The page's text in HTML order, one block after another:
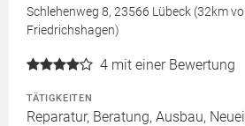
Schlehenweg 8, 23566 Lübeck (32km
Friedrichshagen)
4 mit einer Bewertung
TÄTIGKEITEN
Reparatur, Beratung, Ausbau,